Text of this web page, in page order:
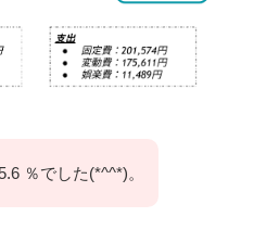
％でした(*^^*)。